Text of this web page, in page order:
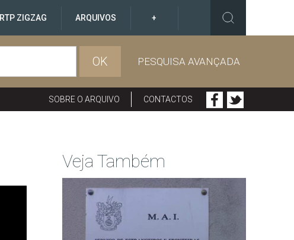
RTP ZIGZAG ARQUIVOS +
OK PESQUISA AVANÇADA
SOBRE O ARQUIVO CONTACTOS
Veja Também